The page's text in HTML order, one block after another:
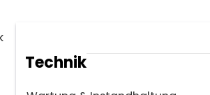
Technik